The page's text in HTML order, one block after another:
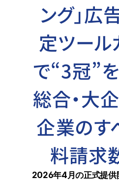
ング」広
定ツール
で“3冠”
総合・大
企業のす
料請求
2026年4月の正式提供